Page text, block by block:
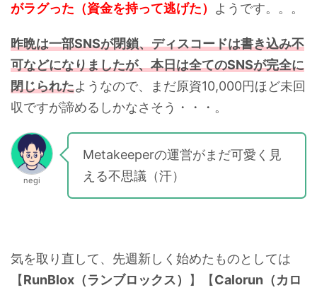
がラグった（資金を持って逃げた） ようです。。。
昨晩は一部SNSが閉鎖、ディスコードは書き込み不
可などになりましたが、本日は全てのSNSが完全に
閉じられたようなので、まだ原資10,000円ほど未回
収ですが諦めるしかなさそう・・・。
negi
Metakeeperの運営がまだ可愛く見
える不思議（汗）
気を取り直して、先週新しく始めたものとしては
【RunBlox（ランブロックス） 】【Calorun（カロ